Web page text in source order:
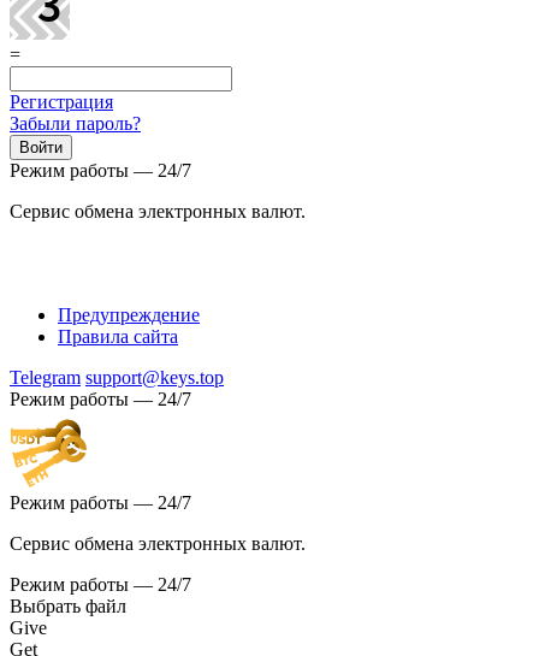
=
Регистрация
Забыли пароль?
Режим работы — 24/7
Сервис обмена электронных валют.
Предупреждение
Правила сайта
Telegram support@keys.top
Режим работы — 24/7
Режим работы — 24/7
Сервис обмена электронных валют.
Режим работы — 24/7
Выбрать файл
Give
Get